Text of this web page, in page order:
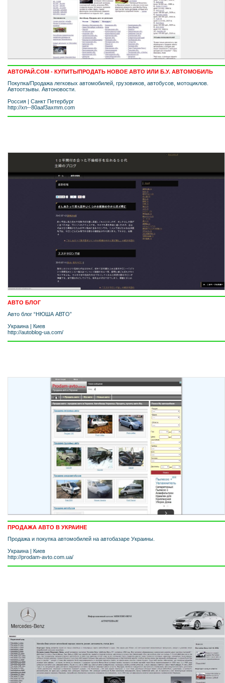
АВТОРАЙ.COM - КУПИТЬ/ПРОДАТЬ НОВОЕ АВТО ИЛИ Б.У. АВТОМОБИЛЬ
Покупка/Продажа легковых автомобилей, грузовиков, автобусов, мотоциклов.
Автоотзывы. Автоновости.
Россия | Санкт Петербург
http://xn--80aaf3axmm.com
АВТО БЛОГ
Авто блог “НЮША АВТО”
Украина | Киев
http://autoblog-ua.com/
ПРОДАЖА АВТО В УКРАИНЕ
Продажа и покупка автомобилей на автобазаре Украины.
Украина | Киев
http://prodam-avto.com.ua/